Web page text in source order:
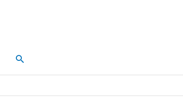
Rechercher